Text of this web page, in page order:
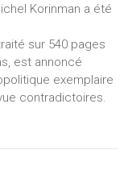
Korinman a été
sur 540 pages
est annoncé
exemplaire
contradictoires.